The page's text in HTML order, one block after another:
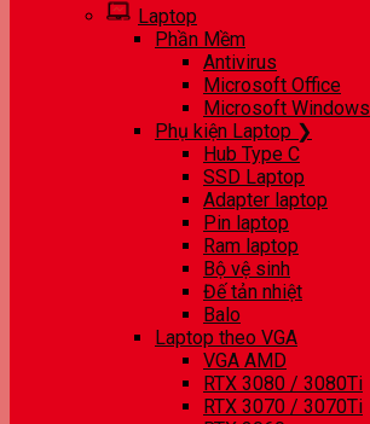
Laptop
Phần Mềm
Antivirus
Microsoft Office
Microsoft Windows
Phụ kiện Laptop ❯
Hub Type C
SSD Laptop
Adapter laptop
Pin laptop
Ram laptop
Bộ vệ sinh
Đế tản nhiệt
Balo
Laptop theo VGA
VGA AMD
RTX 3080 / 3080Ti
RTX 3070 / 3070Ti